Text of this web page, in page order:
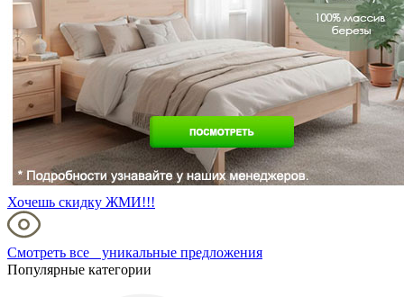
Хочешь скидку ЖМИ!!!
Смотреть все уникальные предложения
Популярные категории